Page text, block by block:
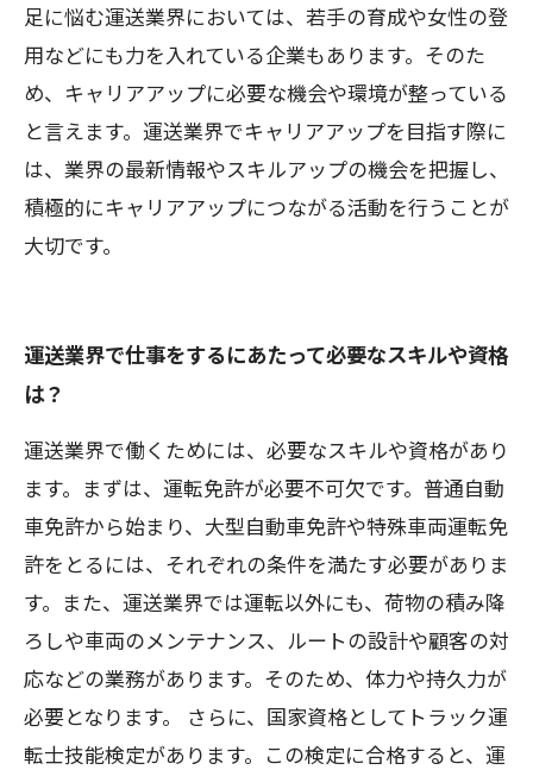
足に悩む運送業界においては、若手の育成や女性の登
用などにも力を入れている企業もあります。そのた
め、キャリアアップに必要な機会や環境が整っている
と言えます。運送業界でキャリアアップを目指す際に
は、業界の最新情報やスキルアップの機会を把握し、
積極的にキャリアアップにつながる活動を行うことが
大切です。
運送業界で仕事をするにあたって必要なスキルや資格
は？
運送業界で働くためには、必要なスキルや資格があり
ます。まずは、運転免許が必要不可欠です。普通自動
車免許から始まり、大型自動車免許や特殊車両運転免
許をとるには、それぞれの条件を満たす必要がありま
す。また、運送業界では運転以外にも、荷物の積み降
ろしや車両のメンテナンス、ルートの設計や顧客の対
応などの業務があります。そのため、体力や持久力が
必要となります。 さらに、国家資格としてトラック運
転士技能検定があります。この検定に合格すると、運